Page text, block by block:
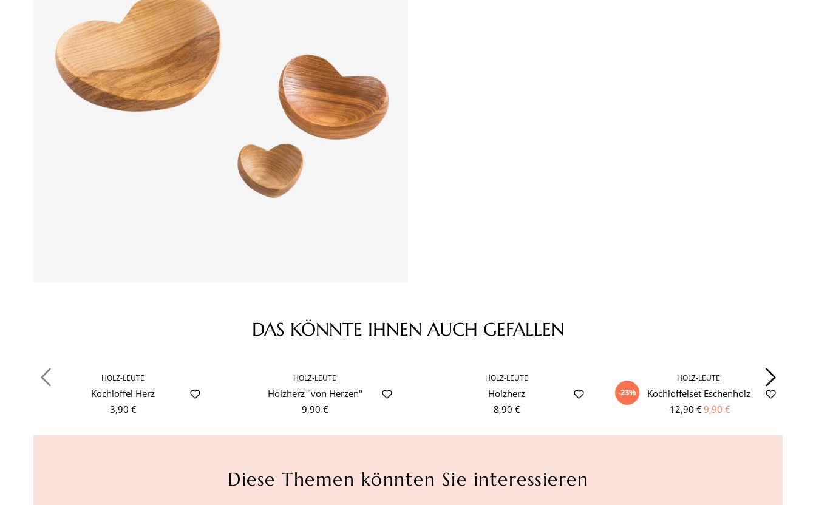
DAS KÖNNTE IHNEN AUCH GEFALLEN
HOLZ-LEUTE
Kochlöffel Herz
3,90 €
HOLZ-LEUTE
Holzherz "von Herzen"
9,90 €
HOLZ-LEUTE
Holzherz
8,90 €
-23%
HOLZ-LEUTE
Kochlöffelset Eschenholz
12,90 €9,90 €
Diese Themen könnten Sie interessieren